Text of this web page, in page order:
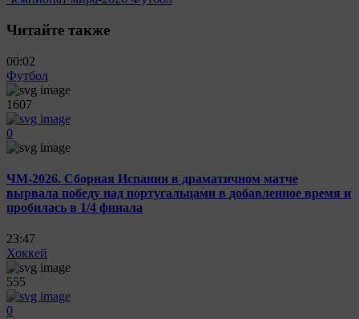
Читайте также
00:02
Футбол
1607
0
ЧМ-2026. Сборная Испании в драматичном матче
вырвала победу над португальцами в добавленное время и
пробилась в 1/4 финала
23:47
Хоккей
555
0